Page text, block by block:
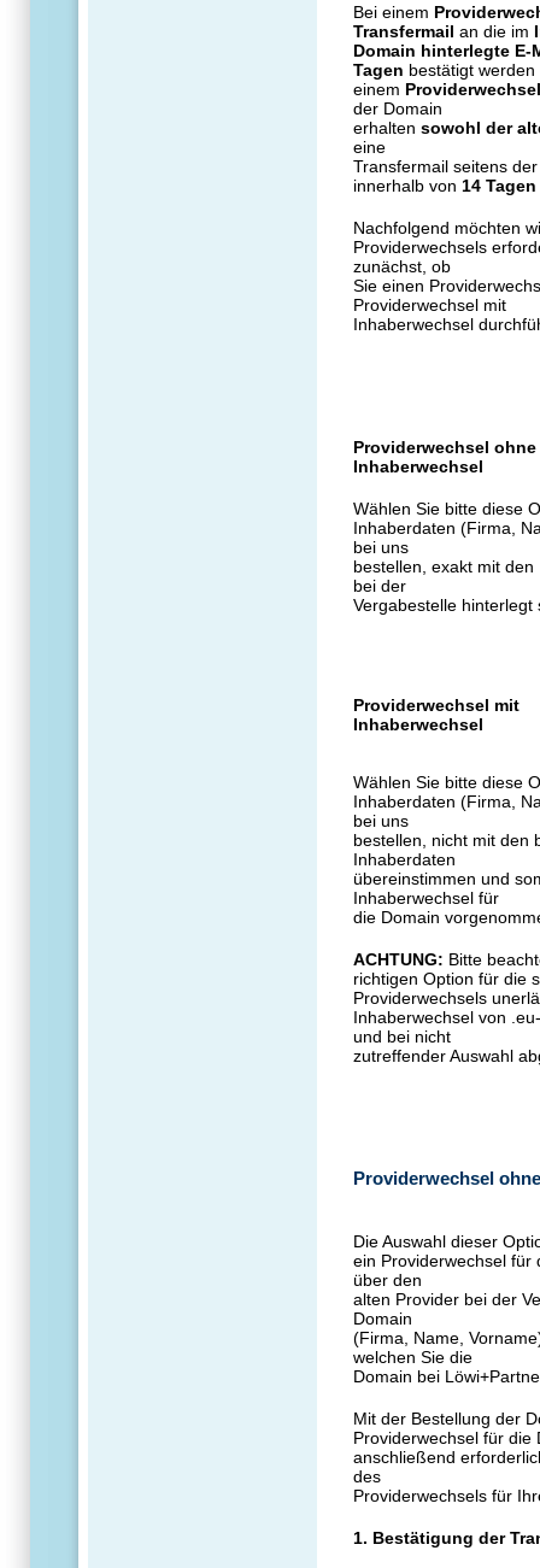
Bei einem
Transfermail an die im
Domain hinterlegte E-
Tagen bestätigt
einem
der Domain
erhalten sowohl der
eine
Transfermail seitens
innerhalb von 14 Tagen
Nachfolgend möchten
Providerwechsels
zunächst, ob
Sie einen
Providerwechsel mit
Inhaberwechsel
Providerwechsel ohne
Inhaberwechsel
Wählen Sie bitte diese
Inhaberdaten (Firma,
bei uns
bestellen, exakt mit
bei der
Vergabestelle hinterlegt
Providerwechsel mit
Inhaberwechsel
Wählen Sie bitte diese
Inhaberdaten (Firma,
bei uns
bestellen, nicht mit den
Inhaberdaten
übereinstimmen und
Inhaberwechsel für
die Domain
ACHTUNG: Bitte
richtigen Option für die
Providerwechsels
Inhaberwechsel von
und bei nicht
zutreffender Auswahl
Providerwechsel
Die Auswahl dieser
ein Providerwechsel für
über den
alten Provider bei der
Domain
(Firma, Name,
welchen Sie die
Domain bei
Mit der Bestellung der
Providerwechsel für die
anschließend
des
Providerwechsels für
1. Bestätigung der